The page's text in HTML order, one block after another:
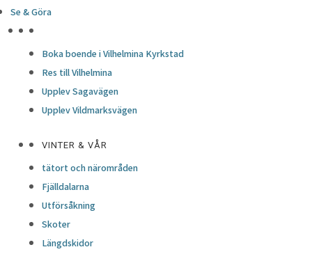
Se & Göra
Boka boende i Vilhelmina Kyrkstad
Res till Vilhelmina
Upplev Sagavägen
Upplev Vildmarksvägen
VINTER & VÅR
tätort och närområden
Fjälldalarna
Utförsåkning
Skoter
Längdskidor